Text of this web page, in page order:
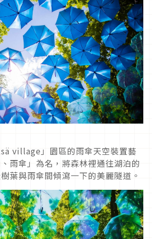
village」園區的雨傘天空裝置藝
雨傘」為名，將森林裡通往湖泊的
葉與雨傘間傾瀉一下的美麗隧道。